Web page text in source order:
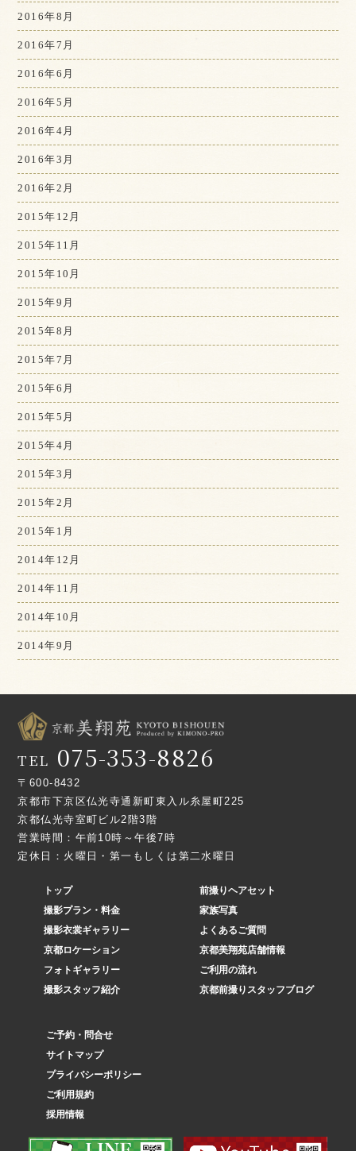
2016年8月
2016年7月
2016年6月
2016年5月
2016年4月
2016年3月
2016年2月
2015年12月
2015年11月
2015年10月
2015年9月
2015年8月
2015年7月
2015年6月
2015年5月
2015年4月
2015年3月
2015年2月
2015年1月
2014年12月
2014年11月
2014年10月
2014年9月
TEL 075-353-8826
〒600-8432
京都市下京区仏光寺通新町東入ル糸屋町225
京都仏光寺室町ビル2階3階
営業時間：午前10時～午後7時
定休日：火曜日・第一もしくは第二水曜日
トップ
撮影プラン・料金
撮影衣裳ギャラリー
京都ロケーション
フォトギャラリー
撮影スタッフ紹介
前撮りヘアセット
家族写真
よくあるご質問
京都美翔苑店舗情報
ご利用の流れ
京都前撮りスタッフブログ
ご予約・問合せ
サイトマップ
プライバシーポリシー
ご利用規約
採用情報